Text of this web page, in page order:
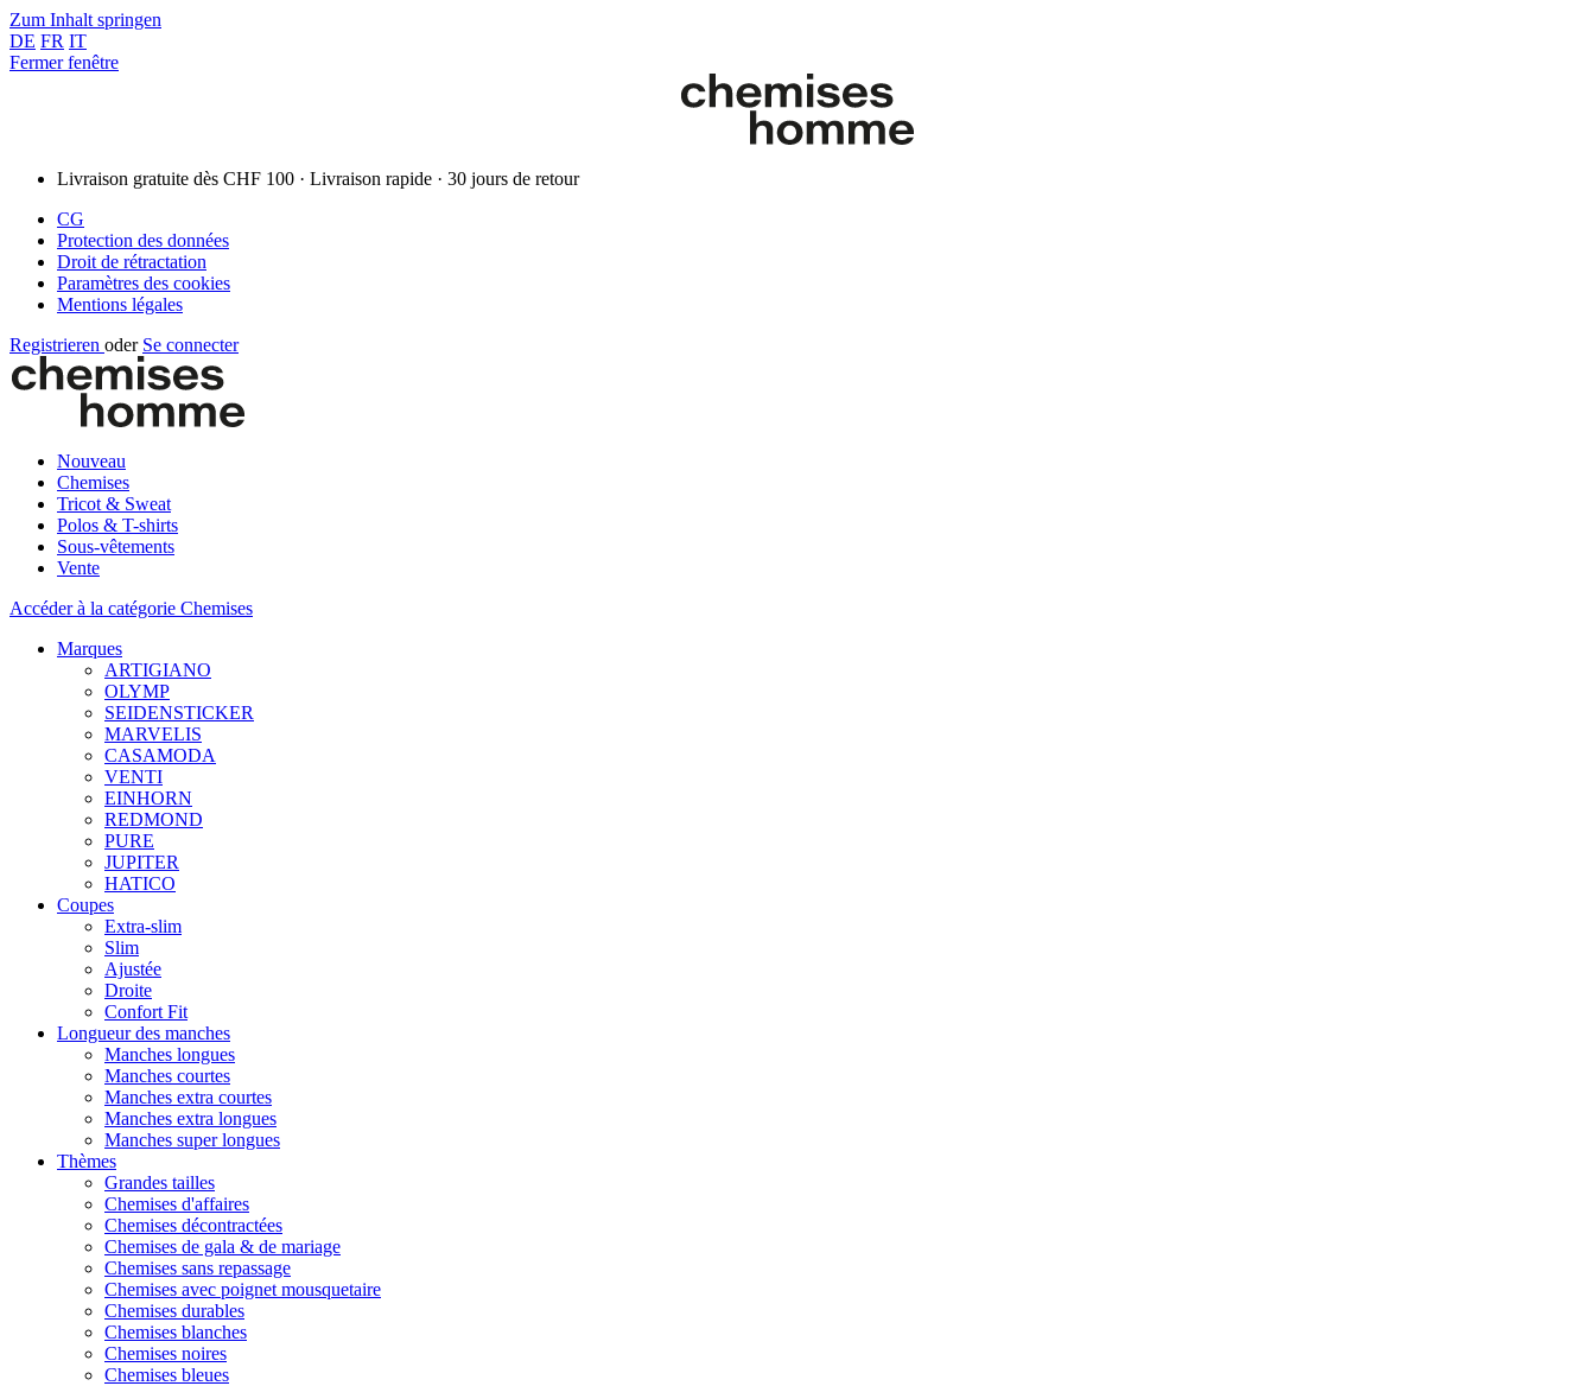
Zum Inhalt springen
DE FR IT
Fermer fenêtre
Livraison gratuite dès CHF 100 · Livraison rapide · 30 jours de retour
CG
Protection des données
Droit de rétractation
Paramètres des cookies
Mentions légales
Registrieren oder Se connecter
Nouveau
Chemises
Tricot & Sweat
Polos & T-shirts
Sous-vêtements
Vente
Accéder à la catégorie Chemises
Marques
ARTIGIANO
OLYMP
SEIDENSTICKER
MARVELIS
CASAMODA
VENTI
EINHORN
REDMOND
PURE
JUPITER
HATICO
Coupes
Extra-slim
Slim
Ajustée
Droite
Confort Fit
Longueur des manches
Manches longues
Manches courtes
Manches extra courtes
Manches extra longues
Manches super longues
Thèmes
Grandes tailles
Chemises d'affaires
Chemises décontractées
Chemises de gala & de mariage
Chemises sans repassage
Chemises avec poignet mousquetaire
Chemises durables
Chemises blanches
Chemises noires
Chemises bleues